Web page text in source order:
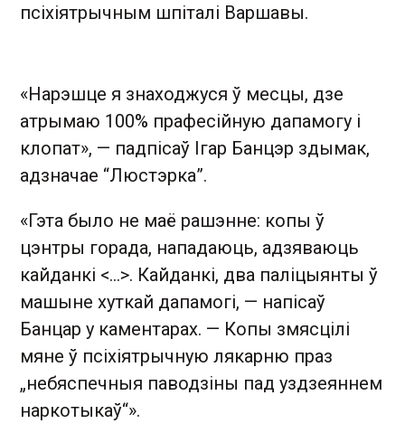
псіхіятрычным шпіталі Варшавы.
«Нарэшце я знаходжуся ў месцы, дзе
атрымаю 100% прафесійную дапамогу і
клопат», — падпісаў Ігар Банцэр здымак,
адзначае “Люстэрка”.
«Гэта было не маё рашэнне: копы ў
цэнтры горада, нападаюць, адзяваюць
кайданкі <...>. Кайданкі, два паліцыянты ў
машыне хуткай дапамогі, — напісаў
Банцар у каментарах. — Копы змясцілі
мяне ў псіхіятрычную лякарню праз
„небяспечныя паводзіны пад уздзеяннем
наркотыкаў“».